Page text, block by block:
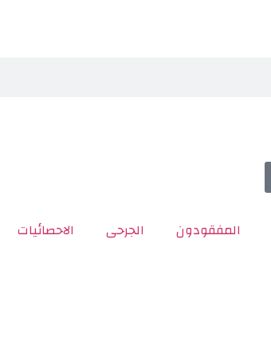
المفقودون الجرحى الاحصائيات